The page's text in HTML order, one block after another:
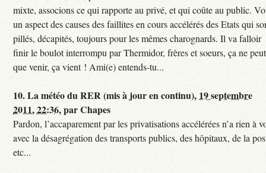
mixte, associons ce qui rapporte au privé, et qui coûte au public.
un aspect des causes des faillites en cours accélérés des Etats qui
pillés, décapités, toujours pour les mêmes charognards. Il va falloir
finir le boulot interrompu par Thermidor, frères et soeurs, ça ne peut
que venir, ça vient ! Ami(e) entends-tu...
10.La météo du RER (mis à jour en continu), 19 septembre
2011, 22:36,parChapes
Pardon, l’accaparement par les privatisations accélérées n’a rien à
avec la désagrégation des transports publics, des hôpitaux, de la
etc...